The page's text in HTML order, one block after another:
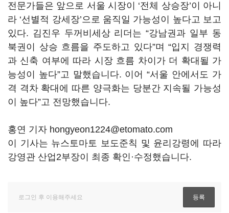
전문가들은 앞으로 서울 시장이 ‘전체 상승장’이 아니
라 ‘선별적 강세장’으로 움직일 가능성이 높다고 보고
있다. 김진우 두꺼비세상 리더는 “강남권과 일부 동
북권이 상승 흐름을 주도하고 있다”며 “입지 경쟁력
과 신축 여부에 따라 시장 흐름 차이가 더 확대될 가
능성이 높다”고 말했습니다. 이어 “서울 안에서도 가
격 격차 확대에 따른 양극화는 당분간 지속될 가능성
이 높다”고 전망했습니다.
홍연 기자 hongyeon1224@etomato.com
이 기사는 뉴스토마토 보도준칙 및 윤리강령에 따라
강영관 산업2부장이 최종 확인·수정했습니다.